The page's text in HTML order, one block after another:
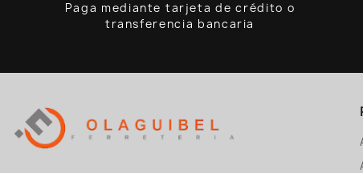
Paga mediante tarjeta de crédito o
transferencia bancaria